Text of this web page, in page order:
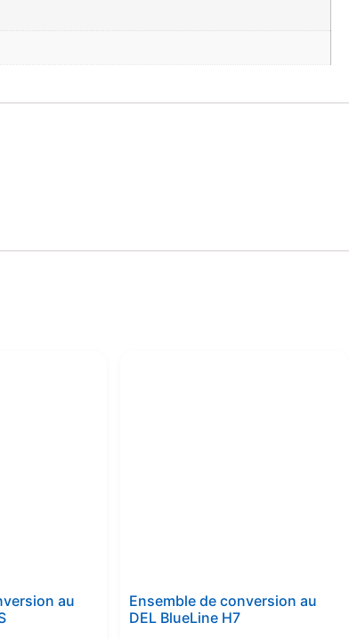
au
Ensemble de conversion au
DEL BlueLine H7